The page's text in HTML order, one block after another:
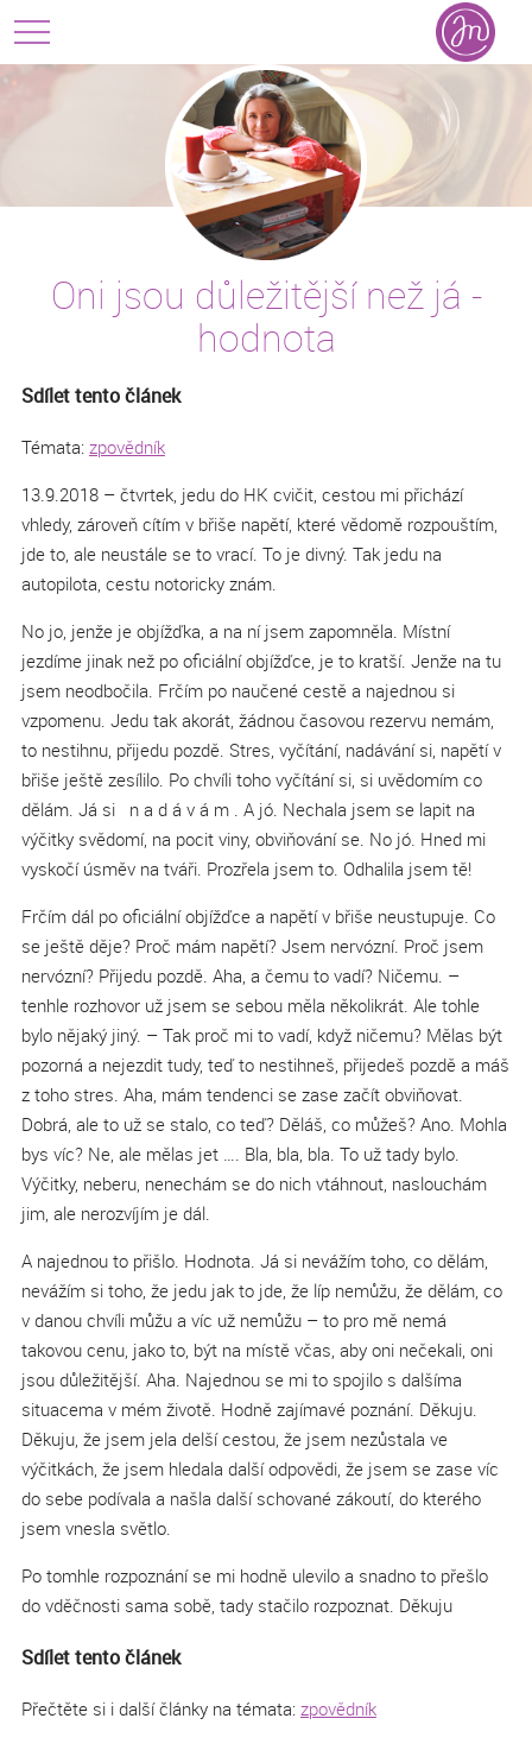
Oni jsou důležitější než já -
hodnota
Sdílet tento článek
Témata: zpovědník
13.9.2018 – čtvrtek, jedu do HK cvičit, cestou mi přichází
vhledy, zároveň cítím v břiše napětí, které vědomě rozpouštím,
jde to, ale neustále se to vrací. To je divný. Tak jedu na
autopilota, cestu notoricky znám.
No jo, jenže je objížďka, a na ní jsem zapomněla. Místní
jezdíme jinak než po oficiální objížďce, je to kratší. Jenže na tu
jsem neodbočila. Frčím po naučené cestě a najednou si
vzpomenu. Jedu tak akorát, žádnou časovou rezervu nemám,
to nestihnu, přijedu pozdě. Stres, vyčítání, nadávání si, napětí v
břiše ještě zesílilo. Po chvíli toho vyčítání si, si uvědomím co
dělám. Já si n a d á v á m . A jó. Nechala jsem se lapit na
výčitky svědomí, na pocit viny, obviňování se. No jó. Hned mi
vyskočí úsměv na tváři. Prozřela jsem to. Odhalila jsem tě!
Frčím dál po oficiální objížďce a napětí v břiše neustupuje. Co
se ještě děje? Proč mám napětí? Jsem nervózní. Proč jsem
nervózní? Přijedu pozdě. Aha, a čemu to vadí? Ničemu. –
tenhle rozhovor už jsem se sebou měla několikrát. Ale tohle
bylo nějaký jiný. – Tak proč mi to vadí, když ničemu? Mělas být
pozorná a nejezdit tudy, teď to nestihneš, přijedeš pozdě a máš
z toho stres. Aha, mám tendenci se zase začít obviňovat.
Dobrá, ale to už se stalo, co teď? Děláš, co můžeš? Ano. Mohla
bys víc? Ne, ale mělas jet …. Bla, bla, bla. To už tady bylo.
Výčitky, neberu, nenechám se do nich vtáhnout, naslouchám
jim, ale nerozvíjím je dál.
A najednou to přišlo. Hodnota. Já si nevážím toho, co dělám,
nevážím si toho, že jedu jak to jde, že líp nemůžu, že dělám, co
v danou chvíli můžu a víc už nemůžu – to pro mě nemá
takovou cenu, jako to, být na místě včas, aby oni nečekali, oni
jsou důležitější. Aha. Najednou se mi to spojilo s dalšíma
situacema v mém životě. Hodně zajímavé poznání. Děkuju.
Děkuju, že jsem jela delší cestou, že jsem nezůstala ve
výčitkách, že jsem hledala další odpovědi, že jsem se zase víc
do sebe podívala a našla další schované zákoutí, do kterého
jsem vnesla světlo.
Po tomhle rozpoznání se mi hodně ulevilo a snadno to přešlo
do vděčnosti sama sobě, tady stačilo rozpoznat. Děkuju
Sdílet tento článek
Přečtěte si i další články na témata: zpovědník